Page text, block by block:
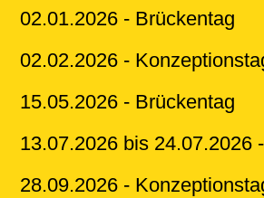
02.01.2026 - Brückentag
02.02.2026 -
15.05.2026 - Brückentag
13.07.2026 bis 24.07.2026
28.09.2026 -